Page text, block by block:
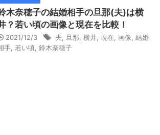
木奈穂子の結婚相手の旦那(夫)は横
？若い頃の画像と現在を比較！
2021/12/3 夫 旦那 横井 現在 画像 結婚
手 若い頃 鈴木奈穂子